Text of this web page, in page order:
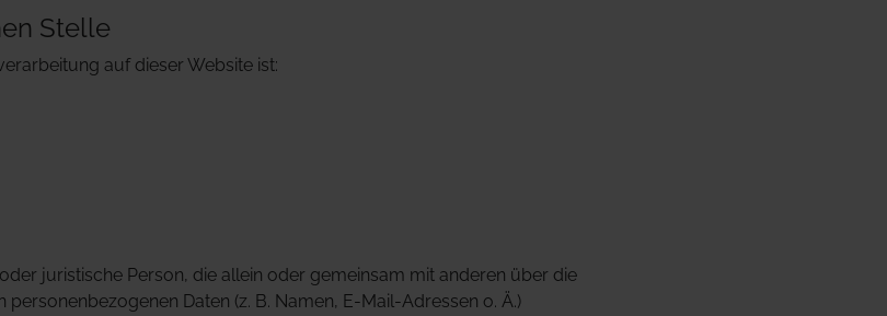
Stelle
auf dieser Website ist:
juristische Person, die allein oder gemeinsam mit anderen über die
Daten (z. B. Namen, E-Mail-Adressen o. Ä.)